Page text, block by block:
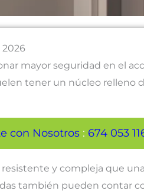
mayor seguridad en el
tener un núcleo relleno
con Nosotros: 674 053
y compleja que
también pueden contar